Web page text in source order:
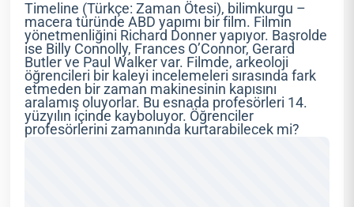
Timeline (Türkçe: Zaman Ötesi), bilimkurgu –
macera türünde ABD yapımı bir film. Filmin
yönetmenliğini Richard Donner yapıyor. Başrolde
ise Billy Connolly, Frances O’Connor, Gerard
Butler ve Paul Walker var. Filmde, arkeoloji
öğrencileri bir kaleyi incelemeleri sırasında fark
etmeden bir zaman makinesinin kapısını
aralamış oluyorlar. Bu esnada profesörleri 14.
yüzyılın içinde kayboluyor. Öğrenciler
profesörlerini zamanında kurtarabilecek mi?